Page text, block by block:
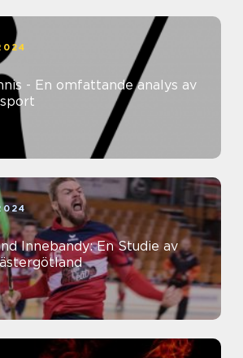
- En omfattande analys av
Innebandy: En Studie av